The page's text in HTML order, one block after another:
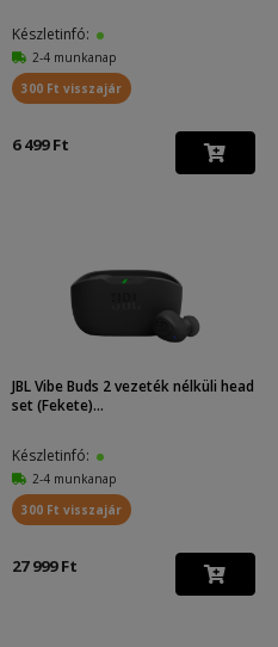
Készletinfó:
2-4 munkanap
300 Ft visszajár
6 499 Ft
JBL Vibe Buds 2 vezeték nélküli head
set (Fekete)...
Készletinfó:
2-4 munkanap
300 Ft visszajár
27 999 Ft